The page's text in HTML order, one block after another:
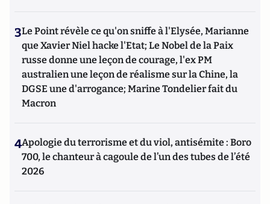
3Le Point révèle ce qu'on sniffe à l'Elysée, Marianne
que Xavier Niel hacke l'Etat; Le Nobel de la Paix
russe donne une leçon de courage, l'ex PM
australien une leçon de réalisme sur la Chine, la
DGSE une d'arrogance; Marine Tondelier fait du
Macron
4Apologie du terrorisme et du viol, antisémite : Boro
700, le chanteur à cagoule de l’un des tubes de l’été
2026